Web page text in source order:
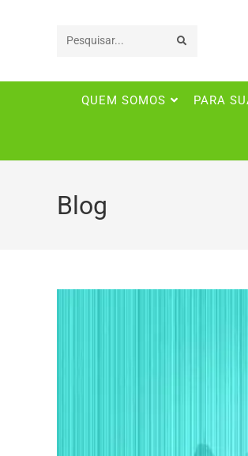
Pesquisar
siteQUEM SOMOS PARA
Blog